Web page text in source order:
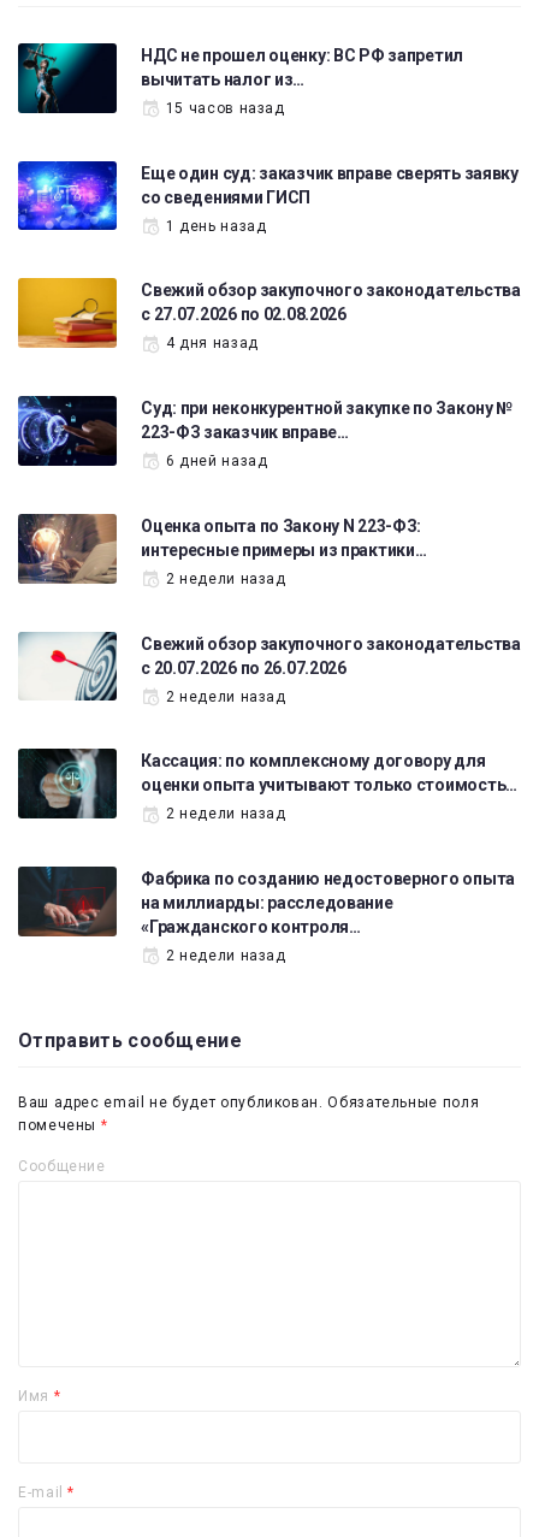
НДС не прошел оценку: ВС РФ запретил
вычитать налог из…
15 часов назад
Еще один суд: заказчик вправе сверять заявку
со сведениями ГИСП
1 день назад
Свежий обзор закупочного законодательства
с 27.07.2026 по 02.08.2026
4 дня назад
Суд: при неконкурентной закупке по Закону №
223-ФЗ заказчик вправе…
6 дней назад
Оценка опыта по Закону N 223-ФЗ:
интересные примеры из практики…
2 недели назад
Свежий обзор закупочного законодательства
с 20.07.2026 по 26.07.2026
2 недели назад
Кассация: по комплексному договору для
оценки опыта учитывают только стоимость…
2 недели назад
Фабрика по созданию недостоверного опыта
на миллиарды: расследование
«Гражданского контроля…
2 недели назад
Отправить сообщение
Ваш адрес email не будет опубликован. Обязательные поля
помечены *
Сообщение
Имя *
E-mail*